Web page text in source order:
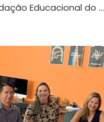
Educacional do ...